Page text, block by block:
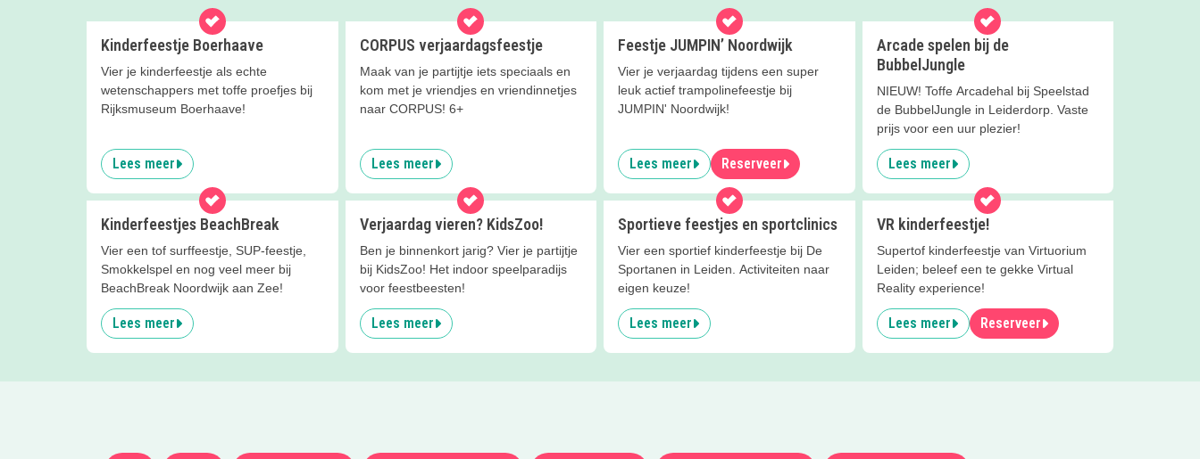
Kinderfeestje Boerhaave
Vier je kinderfeestje als echte
wetenschappers met toffe proefjes bij
Rijksmuseum Boerhaave!
Lees meer
CORPUS verjaardagsfeestje
Maak van je partijtje iets speciaals en
kom met je vriendjes en vriendinnetjes
naar CORPUS! 6+
Lees meer
Feestje JUMPIN’ Noordwijk
Vier je verjaardag tijdens een super
leuk actief trampolinefeestje bij
JUMPIN' Noordwijk!
Lees meer Reserveer
Arcade spelen bij de
BubbelJungle
NIEUW! Toffe Arcadehal bij Speelstad
de BubbelJungle in Leiderdorp. Vaste
prijs voor een uur plezier!
Lees meer
Kinderfeestjes BeachBreak
Vier een tof surffeestje, SUP-feestje,
Smokkelspel en nog veel meer bij
BeachBreak Noordwijk aan Zee!
Lees meer
Verjaardag vieren? KidsZoo!
Ben je binnenkort jarig? Vier je partijtje
bij KidsZoo! Het indoor speelparadijs
voor feestbeesten!
Lees meer
Sportieve feestjes en sportclinics
Vier een sportief kinderfeestje bij De
Sportanen in Leiden. Activiteiten naar
eigen keuze!
Lees meer
VR kinderfeestje!
Supertof kinderfeestje van Virtuorium
Leiden; beleef een te gekke Virtual
Reality experience!
Lees meer Reserveer